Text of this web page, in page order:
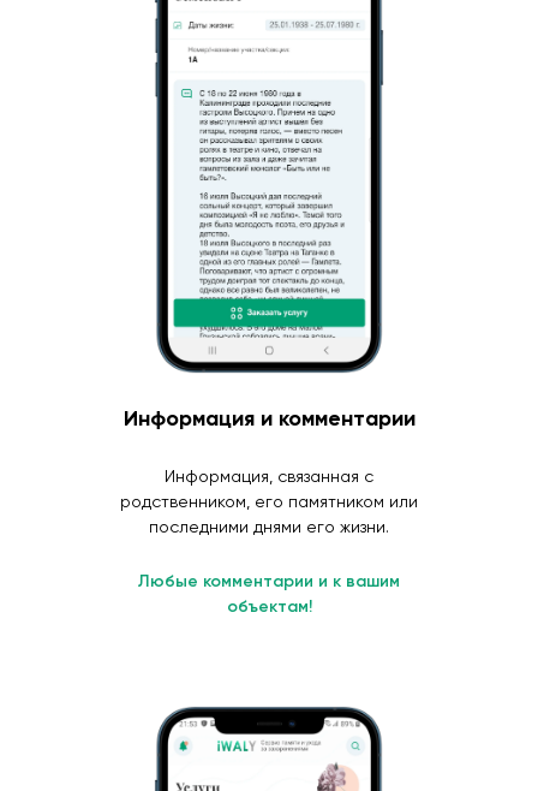
Информация и комментарии
Информация, связанная с
родственником, его памятником или
последними днями его жизни.
Любые комментарии и к вашим
объектам!